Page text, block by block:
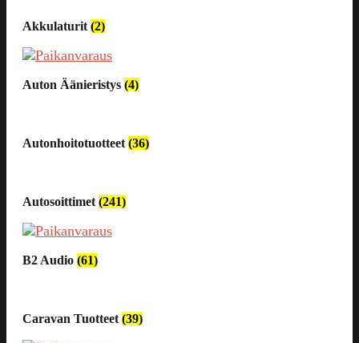
Akkulaturit (2)
Auton Äänieristys (4)
Autonhoitotuotteet (36)
Autosoittimet (241)
B2 Audio (61)
Caravan Tuotteet (39)